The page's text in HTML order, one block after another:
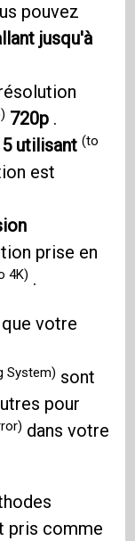
pouvez
jusqu'à
720p .
utilisant(to
est
prise en
4K) .
votre
System) sont
pour
dans votre
pris comme